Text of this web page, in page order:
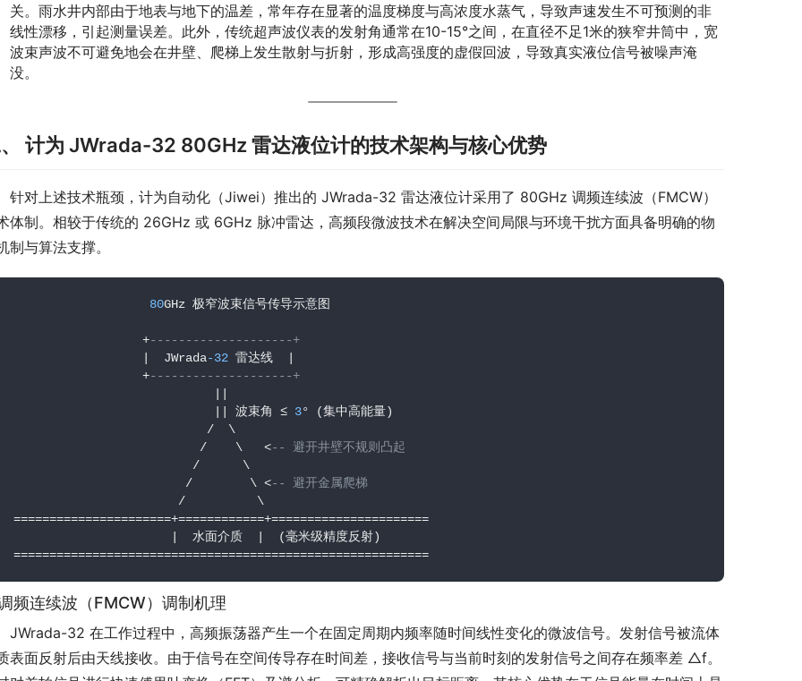
关。雨水井内部由于地表与地下的温差，常年存在显著的温度梯度与高浓度水蒸气，导致声速发生不可预测的非
线性漂移，引起测量误差。此外，传统超声波仪表的发射角通常在10-15°之间，在直径不足1米的狭窄井筒中，宽
波束声波不可避免地会在井壁、爬梯上发生散射与折射，形成高强度的虚假回波，导致真实液位信号被噪声淹
没。
计为 JWrada-32 80GHz 雷达液位计的技术架构与核心优势
对上述技术瓶颈，计为自动化（Jiwei）推出的 JWrada-32 雷达液位计采用了 80GHz 调频连续波（FMCW）
体制。相较于传统的 26GHz 或 6GHz 脉冲雷达，高频段微波技术在解决空间局限与环境干扰方面具备明确的物
制与算法支撑。
80GHz 极窄波束信号传导示意图
                    +
--------------------+
                    |  JWrada
-32 雷达线  |
                    +
--------------------+
                              ||
                              || 波束角 ≤
3° (集中高能量)
                             /  \
                            /    \   <
-- 避开井壁不规则凸起
                           /      \
                          /        \ <
-- 避开金属爬梯
                         /          \
  ======================+============+======================
                        |  水面介质  |  (毫米级精度反射)
频连续波（FMCW）调制机理
32 在工作过程中，高频振荡器产生一个在固定周期内频率随时间线性变化的微波信号。发射信号被流体
表面反射后由天线接收。由于信号在空间传导存在时间差，接收信号与当前时刻的发射信号之间存在频率差 △f。